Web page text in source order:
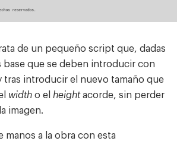
de un pequeño script que, dadas
base que se deben introducir con
tras introducir el nuevo tamaño que
width o el heightacorde, sin perder
imagen.
manos a la obra con esta